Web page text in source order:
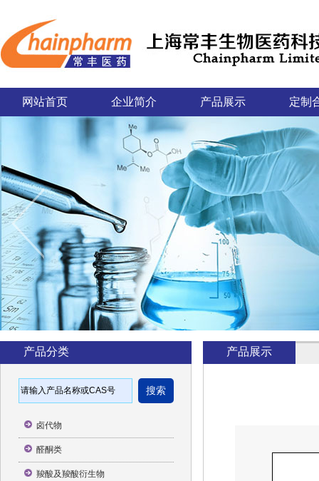
网站首页 企业简介 产品展示 定制
产品分类
卤代物
醛酮类
羧酸及羧酸衍生物
产品展示